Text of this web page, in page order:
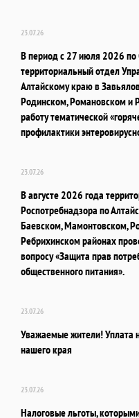
23.07.26
В период с 27 июля 2026 по
территориальный отдел
Алтайскому краю в
Родинском, Романовском и
работу тематической
профилактики
23.07.26
В августе 2026 года
Роспотребнадзора по
Баевском, Мамонтовском,
Ребрихинском районах
вопросу «Защита прав
общественного питания».
23.07.26
Уважаемые жители! Уплата
нашего края
23.07.26
Налоговые льготы,